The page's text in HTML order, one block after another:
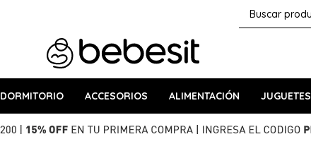
DORMITORIO ACCESORIOS ALIMENTACIÓN JUGUETES